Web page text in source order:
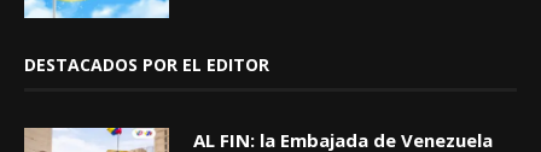
DESTACADOS POR EL EDITOR
AL FIN: la Embajada de Venezuela